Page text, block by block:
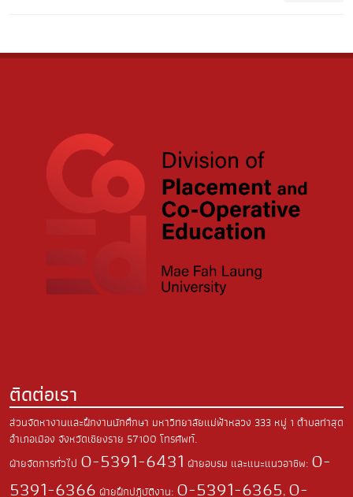
ติดต่อเรา
ส่วนจัดหางานและฝึกงานนักศึกษา มหาวิทยาลัยแม่ฟ้าหลวง 333 หมู่ 1 ตำบลท่าสุด
อำเภอเมือง จังหวัดเชียงราย 57100 โทรศัพท์.
ฝ่ายจัดการทั่วไป 0-5391-6431 ฝ่ายอบรม และแนะแนวอาชีพ: 0-
5391-6366 ฝ่ายฝึกปฏิบัติงาน: 0-5391-6365, 0-